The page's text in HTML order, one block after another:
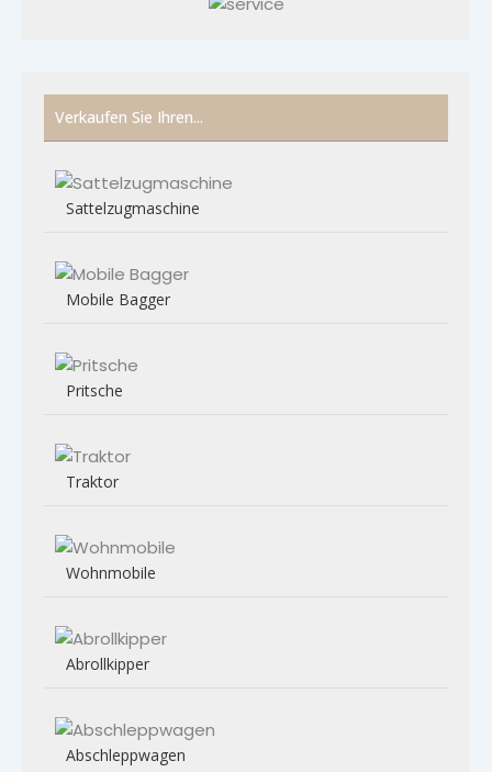
Verkaufen Sie Ihren...
Sattelzugmaschine
Mobile Bagger
Pritsche
Traktor
Wohnmobile
Abrollkipper
Abschleppwagen